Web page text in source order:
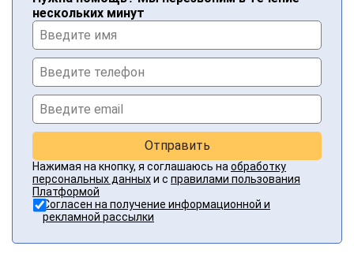
нескольких минут
Отправить
Нажимая на кнопку, я соглашаюсь на обработку
персональных данныхи с правилами пользования
Платформой
Согласен на получение информационной и
рекламной рассылки